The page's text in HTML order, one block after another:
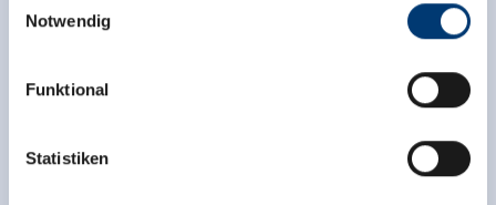
Rohr 23// A-6280 Zell am Ziller
www.zillertalarena.com
Notwendig
Funktional
Statistiken